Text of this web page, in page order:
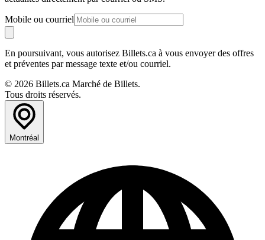
Mobile ou courriel
En poursuivant, vous autorisez Billets.ca à vous envoyer des offres
et préventes par message texte et/ou courriel.
© 2026 Billets.ca Marché de Billets.
Tous droits réservés.
Montréal